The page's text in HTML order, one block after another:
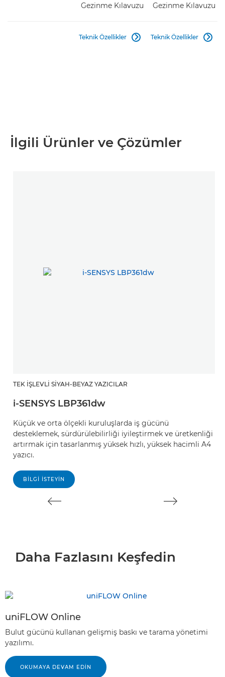
Gezinme Kılavuzu Gezinme Kılavuzu
Teknik Özellikler  Teknik Özellikler 
İlgili Ürünler ve Çözümler
TEK İŞLEVLI SIYAH-BEYAZ YAZICILAR
i-SENSYS LBP361dw
Küçük ve orta ölçekli kuruluşlarda iş gücünü
desteklemek, sürdürülebilirliği iyileştirmek ve üretkenliği
artırmak için tasarlanmış yüksek hızlı, yüksek hacimli A4
yazıcı.
BILGI İSTEYIN
Daha Fazlasını Keşfedin
uniFLOW Online
Bulut gücünü kullanan gelişmiş baskı ve tarama yönetimi
yazılımı.
OKUMAYA DEVAM EDIN